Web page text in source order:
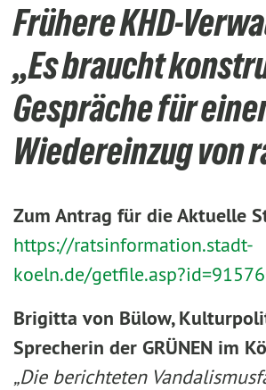
Frühere KHD-
„Es braucht
Gespräche für
Wiedereinzug von
Zum Antrag für die Aktuelle
https://ratsinformation.stadt-
koeln.de/
Brigitta von Bülow,
Sprecherin der GRÜNEN im
„Die berichteten